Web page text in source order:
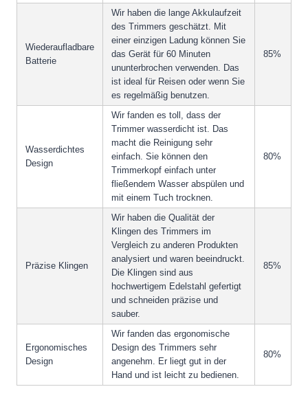
Wiederaufladbare
Batterie
Wir haben die lange Akkulaufzeit
des Trimmers geschätzt. Mit
einer einzigen Ladung können Sie
das Gerät für 60 Minuten
ununterbrochen verwenden. Das
ist ideal für Reisen oder wenn Sie
es regelmäßig benutzen.
85%
Wasserdichtes
Design
Wir fanden es toll, dass der
Trimmer wasserdicht ist. Das
macht die Reinigung sehr
einfach. Sie können den
Trimmerkopf einfach unter
fließendem Wasser abspülen und
mit einem Tuch trocknen.
80%
Präzise Klingen
Wir haben die Qualität der
Klingen des Trimmers im
Vergleich zu anderen Produkten
analysiert und waren beeindruckt.
Die Klingen sind aus
hochwertigem Edelstahl gefertigt
und schneiden präzise und
sauber.
85%
Ergonomisches
Design
Wir fanden das ergonomische
Design des Trimmers sehr
angenehm. Er liegt gut in der
Hand und ist leicht zu bedienen.
80%